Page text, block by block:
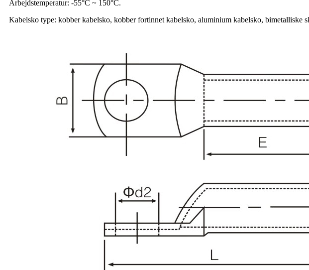
Arbejdstemperatur: -55°C ~ 150°C.
Kabelsko type: kobber kabelsko, kobber fortinnet kabelsko, aluminium kabelsko, bimetalliske